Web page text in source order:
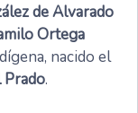
de Alvarado
Ortega
nacido el
.